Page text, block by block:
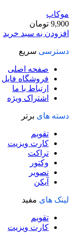
موکاپ
9,900 تومان
افزودن به سبد خرید
دسترسی سریع
صفحه اصلی
فروشگاه فایل
ارتباط با ما
اشتراک ویژه
دسته های برتر
تقویم
کارت ویزیت
تراکت
وکتور
تصویر
آیکن
لینک های مفید
تقویم
کارت ویزیت